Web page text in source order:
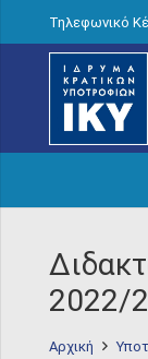
Τηλεφωνικό
2022/
Αρχική